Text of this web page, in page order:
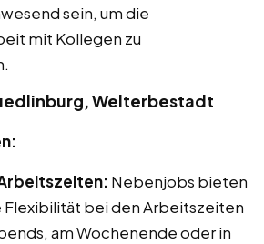
sein, um die
mit Kollegen zu
Welterbestadt
Nebenjobs bieten
bei den Arbeitszeiten
am Wochenende oder in